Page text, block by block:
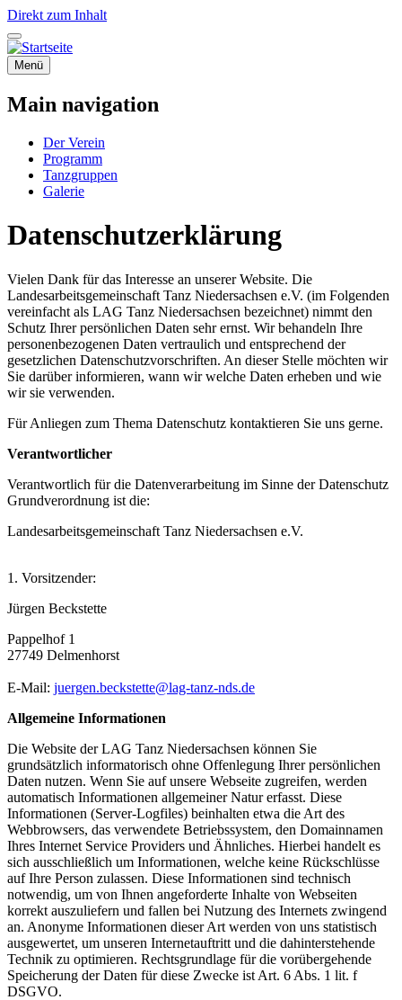
Direkt zum Inhalt
Menü
Main navigation
Der Verein
Programm
Tanzgruppen
Galerie
Datenschutzerklärung
Vielen Dank für das Interesse an unserer Website. Die
Landesarbeitsgemeinschaft Tanz Niedersachsen e.V. (im Folgenden
vereinfacht als LAG Tanz Niedersachsen bezeichnet) nimmt den
Schutz Ihrer persönlichen Daten sehr ernst. Wir behandeln Ihre
personenbezogenen Daten vertraulich und entsprechend der
gesetzlichen Datenschutzvorschriften. An dieser Stelle möchten wir
Sie darüber informieren, wann wir welche Daten erheben und wie
wir sie verwenden.
Für Anliegen zum Thema Datenschutz kontaktieren Sie uns gerne.
Verantwortlicher
Verantwortlich für die Datenverarbeitung im Sinne der Datenschutz
Grundverordnung ist die:
Landesarbeitsgemeinschaft Tanz Niedersachsen e.V.
1. Vorsitzender:
Jürgen Beckstette
Pappelhof 1
27749 Delmenhorst
E-Mail: juergen.beckstette@lag-tanz-nds.de
Allgemeine Informationen
Die Website der LAG Tanz Niedersachsen können Sie
grundsätzlich informatorisch ohne Offenlegung Ihrer persönlichen
Daten nutzen. Wenn Sie auf unsere Webseite zugreifen, werden
automatisch Informationen allgemeiner Natur erfasst. Diese
Informationen (Server-Logfiles) beinhalten etwa die Art des
Webbrowsers, das verwendete Betriebssystem, den Domainnamen
Ihres Internet Service Providers und Ähnliches. Hierbei handelt es
sich ausschließlich um Informationen, welche keine Rückschlüsse
auf Ihre Person zulassen. Diese Informationen sind technisch
notwendig, um von Ihnen angeforderte Inhalte von Webseiten
korrekt auszuliefern und fallen bei Nutzung des Internets zwingend
an. Anonyme Informationen dieser Art werden von uns statistisch
ausgewertet, um unseren Internetauftritt und die dahinterstehende
Technik zu optimieren. Rechtsgrundlage für die vorübergehende
Speicherung der Daten für diese Zwecke ist Art. 6 Abs. 1 lit. f
DSGVO.